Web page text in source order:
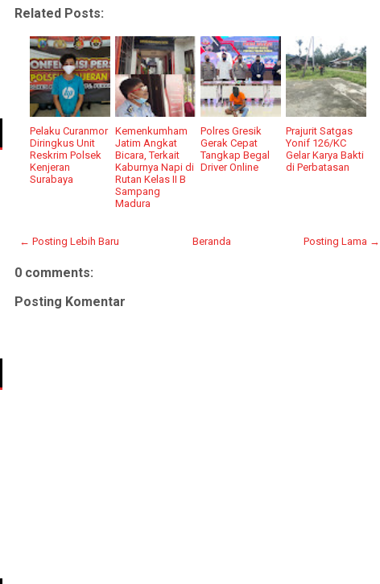
Related Posts:
Pelaku Curanmor
Diringkus Unit
Reskrim Polsek
Kenjeran
Surabaya
Kemenkumham
Jatim Angkat
Bicara, Terkait
Kaburnya Napi di
Rutan Kelas II B
Sampang
Madura
Polres Gresik
Gerak Cepat
Tangkap Begal
Driver Online
Prajurit Satgas
Yonif 126/KC
Gelar Karya Bakti
di Perbatasan
← Posting Lebih Baru Posting Lama →
Beranda
0 comments:
Posting Komentar